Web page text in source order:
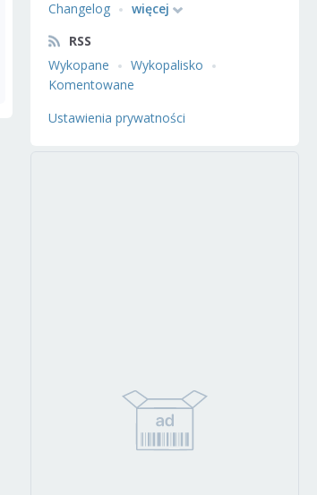
Changelog
więcej
RSS
Wykopane
Wykopalisko
Komentowane
Ustawienia prywatności